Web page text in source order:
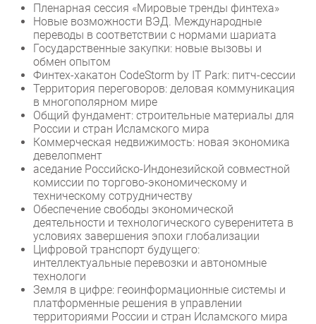
Финансы
Web
Безопасность
Инновации
CIO/Управление ИТ
Гаджеты
Здоровье
РАЗДЕЛЫ
Новости
Аналитика
Интервью
Мероприятия
Проекты
IT класс
Тестовый стенд
Пленарная сессия «Мировые тренды финтеха»
Новые возможности ВЭД. Международные
переводы в соответствии с нормами шариата
Государственные закупки: новые вызовы и
обмен опытом
Финтех-хакатон CodeStorm by IT Park: питч-сессии
Территория переговоров: деловая коммуникация
в многополярном мире
Общий фундамент: строительные материалы для
России и стран Исламского мира
Коммерческая недвижимость: новая экономика
девелопмент
аседание Российско-Индонезийской совместной
комиссии по торгово-экономическому и
техническому сотрудничеству
Обеспечение свободы экономической
деятельности и технологического суверенитета в
условиях завершения эпохи глобализации
Цифровой транспорт будущего:
интеллектуальные перевозки и автономные
технологи
Земля в цифре: геоинформационные системы и
платформенные решения в управлении
территориями России и стран Исламского мира